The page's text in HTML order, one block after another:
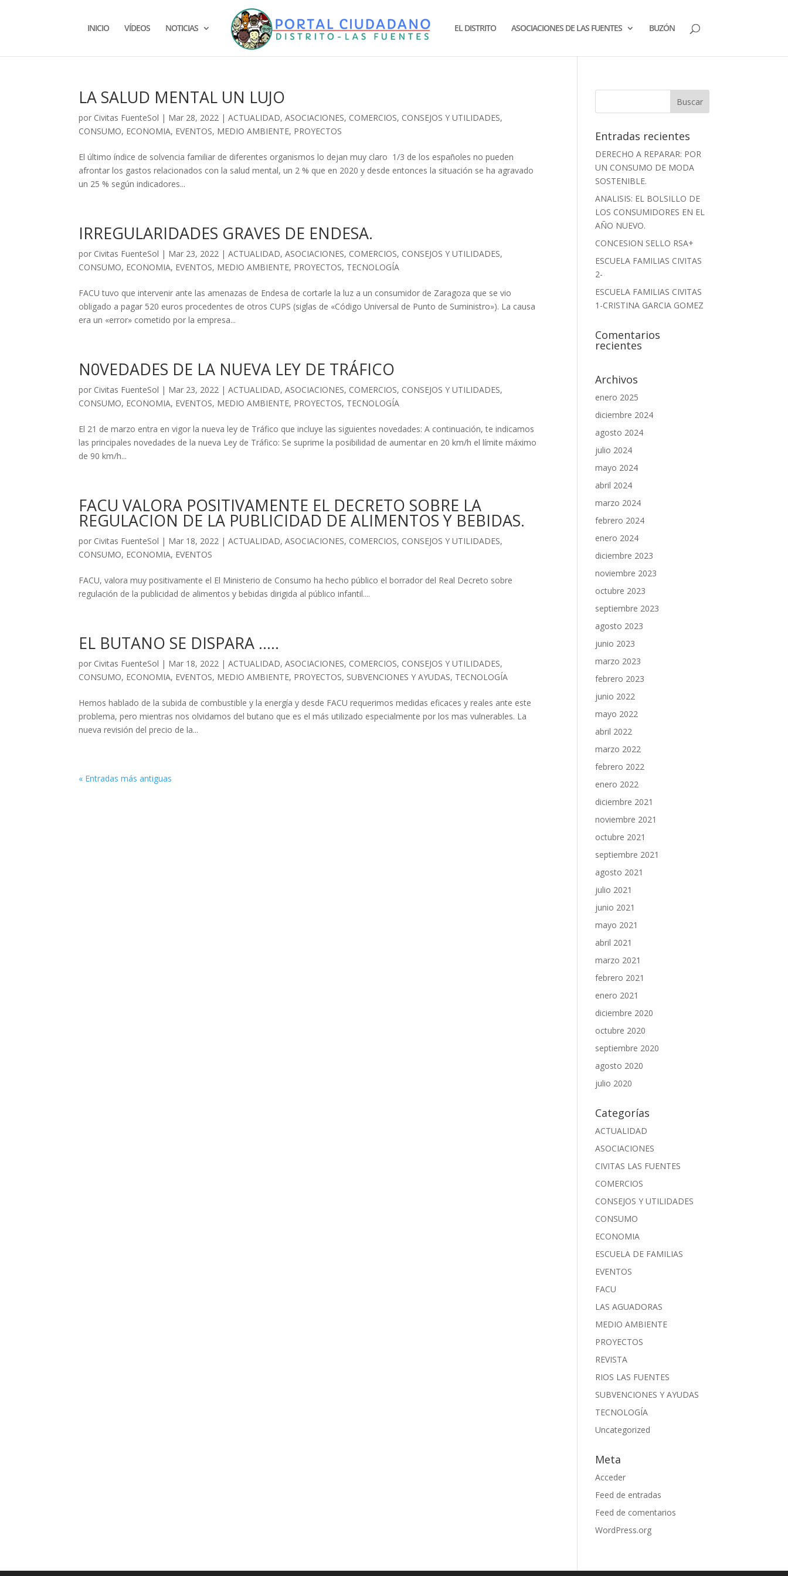
INICIO VÍDEOS NOTICIAS EL DISTRITO ASOCIACIONES DE LAS FUENTES BUZÓN
LA SALUD MENTAL UN LUJO
por Civitas FuenteSol | Mar 28, 2022 |ACTUALIDAD,ASOCIACIONES, COMERCIOS, CONSEJOS Y UTILIDADES,
CONSUMO, ECONOMIA, EVENTOS, MEDIO AMBIENTE, PROYECTOS
El último índice de solvencia familiar de diferentes organismos lo dejan muy claro 1/3 de los españoles no pueden
afrontar los gastos relacionados con la salud mental, un 2 % que en 2020 y desde entonces la situación se ha agravado
un 25 % según indicadores...
IRREGULARIDADES GRAVES DE ENDESA.
por Civitas FuenteSol | Mar 23, 2022 |ACTUALIDAD,ASOCIACIONES, COMERCIOS, CONSEJOS Y UTILIDADES,
CONSUMO, ECONOMIA, EVENTOS, MEDIO AMBIENTE, PROYECTOS, TECNOLOGÍA
FACU tuvo que intervenir ante las amenazas de Endesa de cortarle la luz a un consumidor de Zaragoza que se vio
obligado a pagar 520 euros procedentes de otros CUPS (siglas de «Código Universal de Punto de Suministro»). La causa
era un «error» cometido por la empresa...
N0VEDADES DE LA NUEVA LEY DE TRÁFICO
por Civitas FuenteSol | Mar 23, 2022 |ACTUALIDAD,ASOCIACIONES, COMERCIOS, CONSEJOS Y UTILIDADES,
CONSUMO, ECONOMIA, EVENTOS, MEDIO AMBIENTE, PROYECTOS, TECNOLOGÍA
El 21 de marzo entra en vigor la nueva ley de Tráfico que incluye las siguientes novedades: A continuación, te indicamos
las principales novedades de la nueva Ley de Tráfico: Se suprime la posibilidad de aumentar en 20 km/h el límite máximo
de 90 km/h...
FACU VALORA POSITIVAMENTE EL DECRETO SOBRE LA
REGULACION DE LA PUBLICIDAD DE ALIMENTOS Y BEBIDAS.
por Civitas FuenteSol | Mar 18, 2022 |ACTUALIDAD,ASOCIACIONES, COMERCIOS, CONSEJOS Y UTILIDADES,
CONSUMO, ECONOMIA, EVENTOS
FACU, valora muy positivamente el El Ministerio de Consumo ha hecho público el borrador del Real Decreto sobre
regulación de la publicidad de alimentos y bebidas dirigida al público infantil....
EL BUTANO SE DISPARA …..
por Civitas FuenteSol | Mar 18, 2022 |ACTUALIDAD,ASOCIACIONES, COMERCIOS, CONSEJOS Y UTILIDADES,
CONSUMO, ECONOMIA, EVENTOS, MEDIO AMBIENTE, PROYECTOS, SUBVENCIONES Y AYUDAS, TECNOLOGÍA
Hemos hablado de la subida de combustible y la energía y desde FACU requerimos medidas eficaces y reales ante este
problema, pero mientras nos olvidamos del butano que es el más utilizado especialmente por los mas vulnerables. La
nueva revisión del precio de la...
« Entradas más antiguas
Entradas recientes
DERECHO A REPARAR: POR
UN CONSUMO DE MODA
SOSTENIBLE.
ANALISIS: EL BOLSILLO DE
LOS CONSUMIDORES EN EL
AÑO NUEVO.
CONCESION SELLO RSA+
ESCUELA FAMILIAS CIVITAS
2-
ESCUELA FAMILIAS CIVITAS
1-CRISTINA GARCIA GOMEZ
Comentarios
recientes
Archivos
enero 2025
diciembre 2024
agosto 2024
julio 2024
mayo 2024
abril 2024
marzo 2024
febrero 2024
enero 2024
diciembre 2023
noviembre 2023
octubre 2023
septiembre 2023
agosto 2023
junio 2023
marzo 2023
febrero 2023
junio 2022
mayo 2022
abril 2022
marzo 2022
febrero 2022
enero 2022
diciembre 2021
noviembre 2021
octubre 2021
septiembre 2021
agosto 2021
julio 2021
junio 2021
mayo 2021
abril 2021
marzo 2021
febrero 2021
enero 2021
diciembre 2020
octubre 2020
septiembre 2020
agosto 2020
julio 2020
Categorías
ACTUALIDAD
ASOCIACIONES
CIVITAS LAS FUENTES
COMERCIOS
CONSEJOS Y UTILIDADES
CONSUMO
ECONOMIA
ESCUELA DE FAMILIAS
EVENTOS
FACU
LAS AGUADORAS
MEDIO AMBIENTE
PROYECTOS
REVISTA
RIOS LAS FUENTES
SUBVENCIONES Y AYUDAS
TECNOLOGÍA
Uncategorized
Meta
Acceder
Feed de entradas
Feed de comentarios
WordPress.org